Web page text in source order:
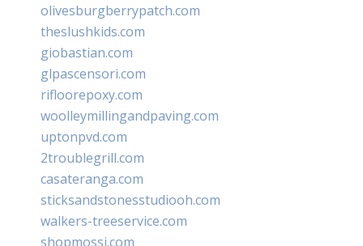
olivesburgberrypatch.com
theslushkids.com
giobastian.com
glpascensori.com
rifloorepoxy.com
woolleymillingandpaving.com
uptonpvd.com
2troublegrill.com
casateranga.com
sticksandstonesstudiooh.com
walkers-treeservice.com
shopmossi.com